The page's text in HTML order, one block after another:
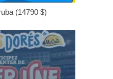
(14790 $)